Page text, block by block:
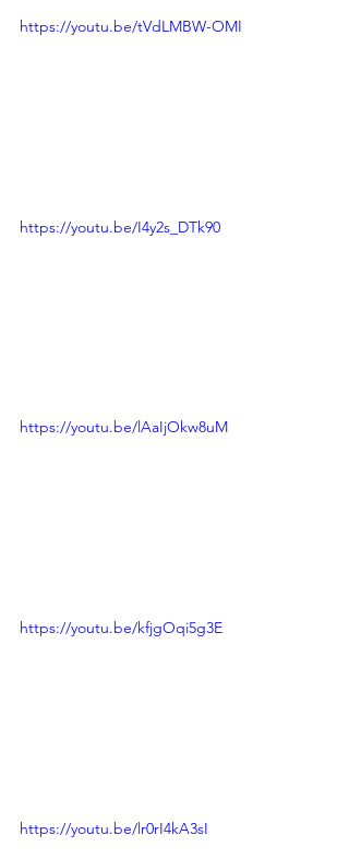
https://youtu.be/tVdLMBW-OMI
https://youtu.be/I4y2s_DTk90
https://youtu.be/lAaIjOkw8uM
https://youtu.be/kfjgOqi5g3E
https://youtu.be/lr0rI4kA3sI